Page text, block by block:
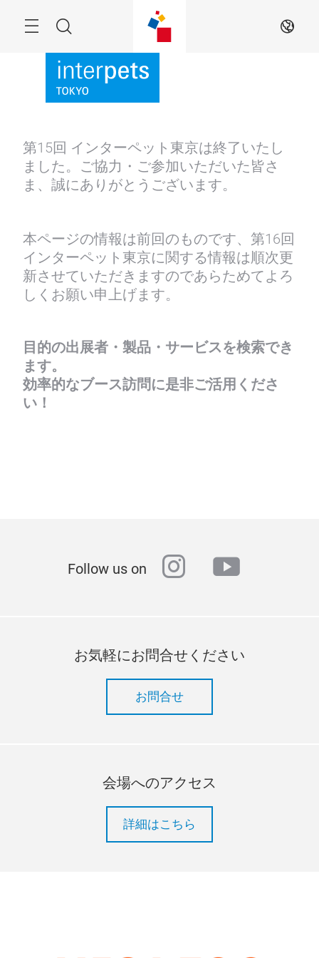
Search JA
第15回 インターペット東京は終了いたし
ました。ご協力・ご参加いただいた皆さ
ま、誠にありがとうございます。
本ページの情報は前回のものです、第16回
インターペット東京に関する情報は順次更
新させていただきますのであらためてよろ
しくお願い申上げます。
目的の出展者・製品・サービスを検索でき
ます。
効率的なブース訪問に是非ご活用くださ
い！
Follow us on instagram
youtube
お気軽にお問合せください
お問合せ
会場へのアクセス
詳細はこちら